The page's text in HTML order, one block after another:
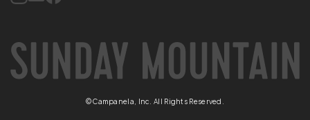
©Campanela, Inc. All Rights Reserved.